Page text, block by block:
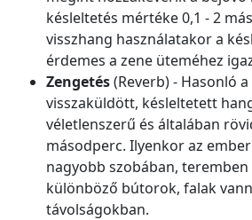
késleltetés mértéke 0,1 - 2
visszhang használatakor a
érdemes a zene üteméhez
Zengetés(Reverb) - Hasonló
visszaküldött, késleltetett
véletlenszerű és általában
másodperc. Ilyenkor az
nagyobb szobában,
különböző bútorok, falak
távolságokban.